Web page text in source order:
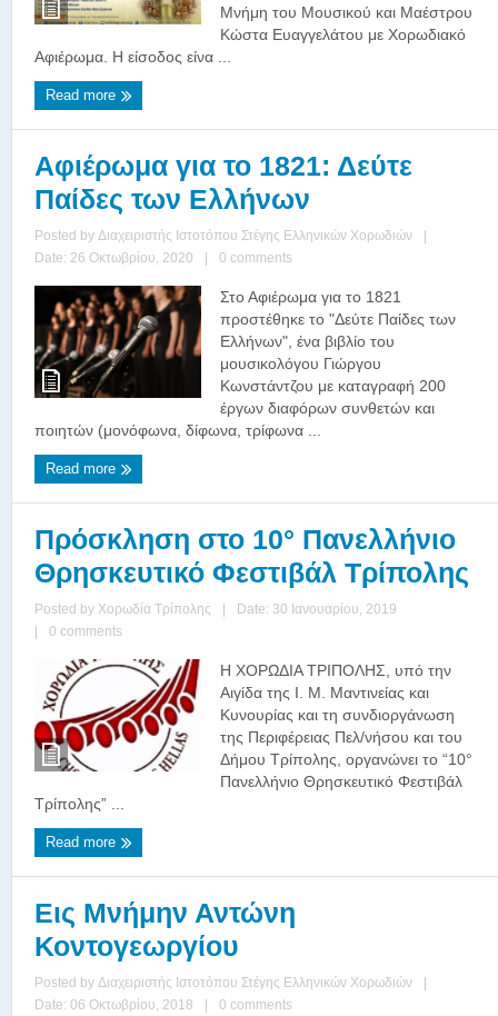
Μνήμη του Μουσικού και Μαέστρου
Κώστα Ευαγγελάτου με Χορωδιακό
Αφιέρωμα. Η είσοδος είνα ...
Read more
Αφιέρωμα για το 1821: Δεύτε
Παίδες των Ελλήνων
Posted by Διαχειριστής Ιστοτόπου Στέγης Ελληνικών Χορωδιών
|
Date: 26 Οκτωβρίου, 2020
| 0 comments
Στο Αφιέρωμα για το 1821
προστέθηκε το "Δεύτε Παίδες των
Ελλήνων", ένα βιβλίο του
μουσικολόγου Γιώργου
Κωνστάντζου με καταγραφή 200
έργων διαφόρων συνθετών και
ποιητών (μονόφωνα, δίφωνα, τρίφωνα ...
Read more
Πρόσκληση στο 10° Πανελλήνιο
Θρησκευτικό Φεστιβάλ Τρίπολης
Posted by Χορωδία Τρίπολης |
Date: 30 Ιανουαρίου, 2019
|
0 comments
Η ΧΟΡΩΔΙΑ ΤΡΙΠΟΛΗΣ, υπό την
Αιγίδα της Ι. Μ. Μαντινείας και
Κυνουρίας και τη συνδιοργάνωση
της Περιφέρειας Πελ/νήσου και του
Δήμου Τρίπολης, οργανώνει το “10°
Πανελλήνιο Θρησκευτικό Φεστιβάλ
Τρίπολης” ...
Read more
Εις Μνήμην Αντώνη
Κοντογεωργίου
Posted by Διαχειριστής Ιστοτόπου Στέγης Ελληνικών Χορωδιών
|
Date: 06 Οκτωβρίου, 2018
| 0 comments